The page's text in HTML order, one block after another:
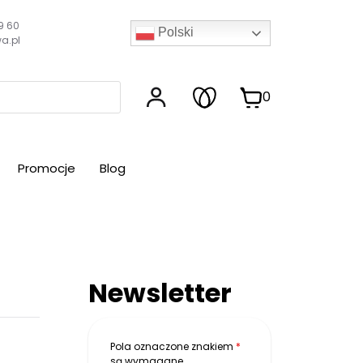
60
Polski
0
Promocje Blog
Newsletter
Pola oznaczone znakiem *